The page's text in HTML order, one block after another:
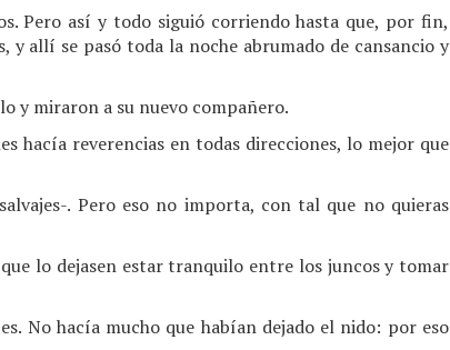
Pero así y todo siguió corriendo hasta que, por fin,
y allí se pasó toda la noche abrumado de cansancio y
y miraron a su nuevo compañero.
hacía reverencias en todas direcciones, lo mejor que
. Pero eso no importa, con tal que no quieras
lo dejasen estar tranquilo entre los juncos y tomar
No hacía mucho que habían dejado el nido: por eso